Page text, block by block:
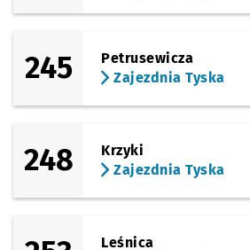
245
Petrusewicza
Zajezdnia Tyska
248
Krzyki
Zajezdnia Tyska
Leśnica